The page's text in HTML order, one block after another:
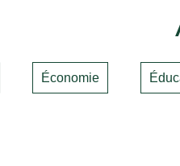
Économie